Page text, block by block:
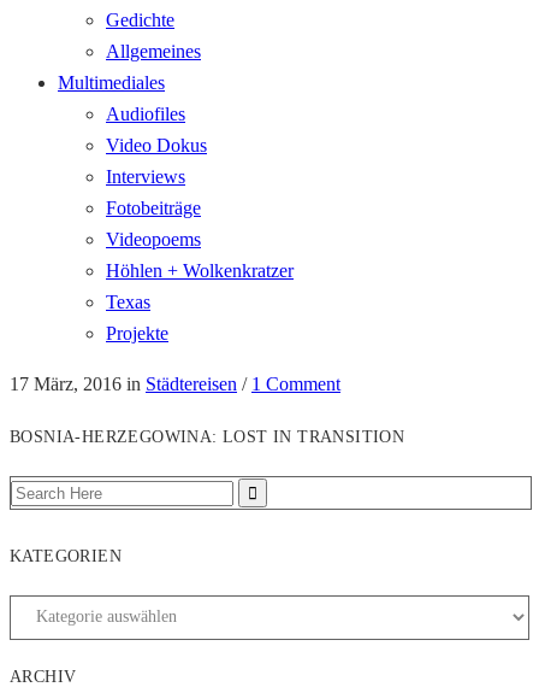
Gedichte
Allgemeines
Multimediales
Audiofiles
Video Dokus
Interviews
Fotobeiträge
Videopoems
Höhlen + Wolkenkratzer
Texas
Projekte
17 März, 2016 in Städtereisen / 1 Comment
BOSNIA-HERZEGOWINA: LOST IN TRANSITION
KATEGORIEN
ARCHIV